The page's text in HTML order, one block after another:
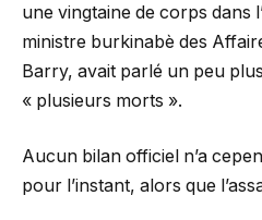
une vingtaine de corps dans
ministre burkinabè des
Barry, avait parlé un peu
« plusieurs morts ».
Aucun bilan officiel n’a
pour l’instant, alors que